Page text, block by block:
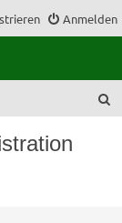
Anmelden